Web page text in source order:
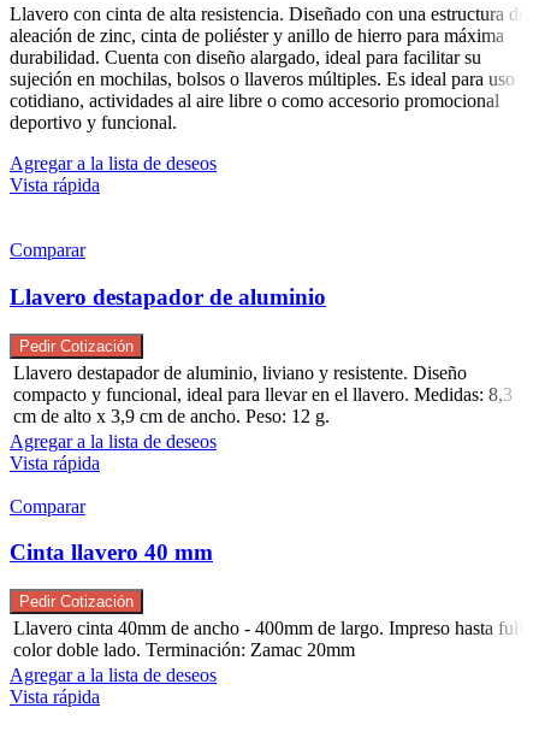
Llavero con cinta de alta resistencia. Diseñado con una estructura de
aleación de zinc, cinta de poliéster y anillo de hierro para máxima
durabilidad. Cuenta con diseño alargado, ideal para facilitar su
sujeción en mochilas, bolsos o llaveros múltiples. Es ideal para uso
cotidiano, actividades al aire libre o como accesorio promocional
deportivo y funcional.
Agregar a la lista de deseos
Vista rápida
Comparar
Llavero destapador de aluminio
Pedir Cotización
Llavero destapador de aluminio, liviano y resistente. Diseño
compacto y funcional, ideal para llevar en el llavero. Medidas: 8,3
cm de alto x 3,9 cm de ancho. Peso: 12 g.
Agregar a la lista de deseos
Vista rápida
Comparar
Cinta llavero 40 mm
Pedir Cotización
Llavero cinta 40mm de ancho - 400mm de largo. Impreso hasta full
color doble lado. Terminación: Zamac 20mm
Agregar a la lista de deseos
Vista rápida